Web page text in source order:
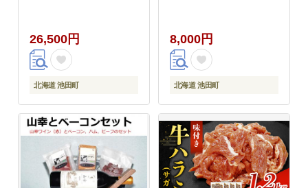
26,500円
北海道 池田町
付き
8,000円
北海道 池田町